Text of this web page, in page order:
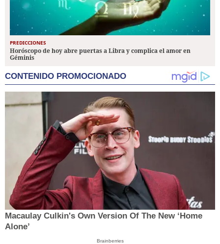
PREDICCIONES
Horóscopo de hoy abre puertas a Libra y complica el amor en
Géminis
CONTENIDO PROMOCIONADO
Macaulay Culkin's Own Version Of The New ‘Home
Alone’
Brainberries